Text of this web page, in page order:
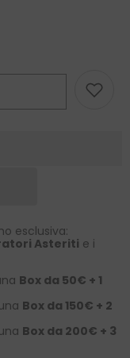
esclusiva:
Asteriti e i
Box da 50€ + 1
Box da 150€ + 2
Box da 200€ + 3